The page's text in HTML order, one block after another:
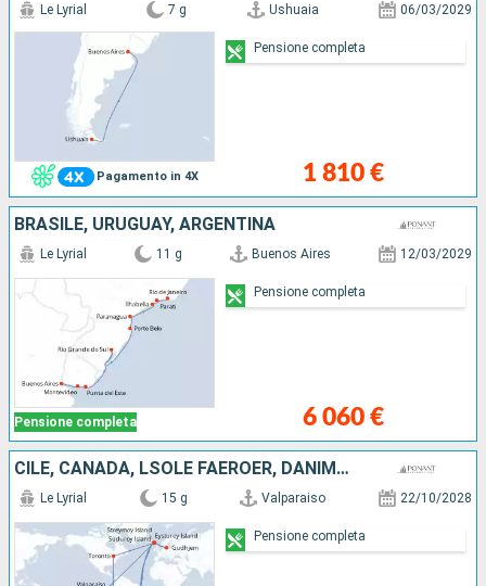
Pagamento in 4X
Le Lyrial 7 g Ushuaia 06/03/2029
1 810 €
Pensione completa
BRASILE, URUGUAY, ARGENTINA
Pensione completa
Le Lyrial 11 g Buenos Aires 12/03/2029
6 060 €
Pensione completa
CILE, CANADA, LSOLE FAERÖER, DANIMARCA, ANTARTICO, ARGENTINA
Le Lyrial 15 g Valparaiso 22/10/2028
Pensione completa